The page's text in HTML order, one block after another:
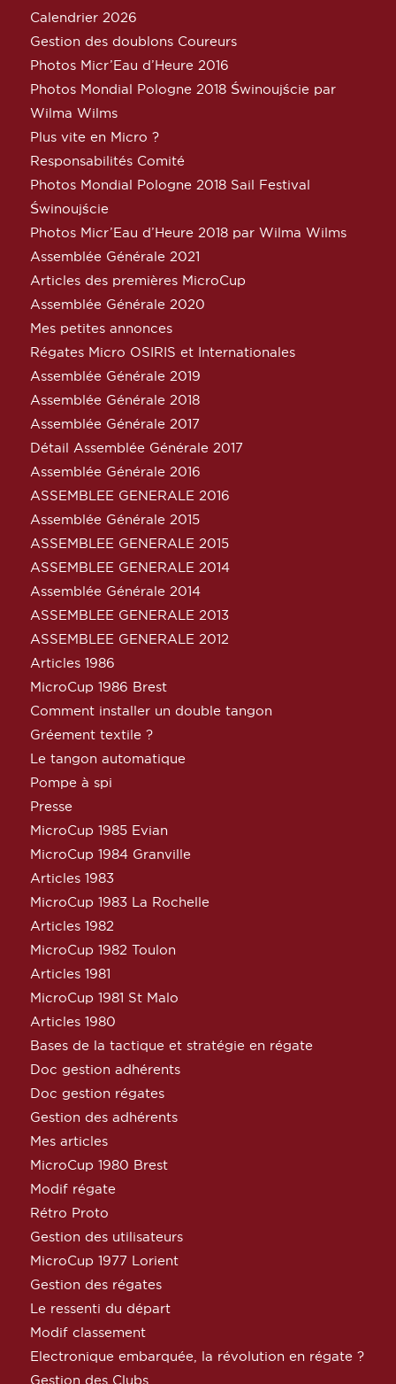
Calendrier 2026
Gestion des doublons Coureurs
Photos Micr’Eau d’Heure 2016
Photos Mondial Pologne 2018 Świnoujście par
Wilma Wilms
Plus vite en Micro ?
Responsabilités Comité
Photos Mondial Pologne 2018 Sail Festival
Świnoujście
Photos Micr’Eau d’Heure 2018 par Wilma Wilms
Assemblée Générale 2021
Articles des premières MicroCup
Assemblée Générale 2020
Mes petites annonces
Régates Micro OSIRIS et Internationales
Assemblée Générale 2019
Assemblée Générale 2018
Assemblée Générale 2017
Détail Assemblée Générale 2017
Assemblée Générale 2016
ASSEMBLEE GENERALE 2016
Assemblée Générale 2015
ASSEMBLEE GENERALE 2015
ASSEMBLEE GENERALE 2014
Assemblée Générale 2014
ASSEMBLEE GENERALE 2013
ASSEMBLEE GENERALE 2012
Articles 1986
MicroCup 1986 Brest
Comment installer un double tangon
Gréement textile ?
Le tangon automatique
Pompe à spi
Presse
MicroCup 1985 Evian
MicroCup 1984 Granville
Articles 1983
MicroCup 1983 La Rochelle
Articles 1982
MicroCup 1982 Toulon
Articles 1981
MicroCup 1981 St Malo
Articles 1980
Bases de la tactique et stratégie en régate
Doc gestion adhérents
Doc gestion régates
Gestion des adhérents
Mes articles
MicroCup 1980 Brest
Modif régate
Rétro Proto
Gestion des utilisateurs
MicroCup 1977 Lorient
Gestion des régates
Le ressenti du départ
Modif classement
Electronique embarquée, la révolution en régate ?
Gestion des Clubs